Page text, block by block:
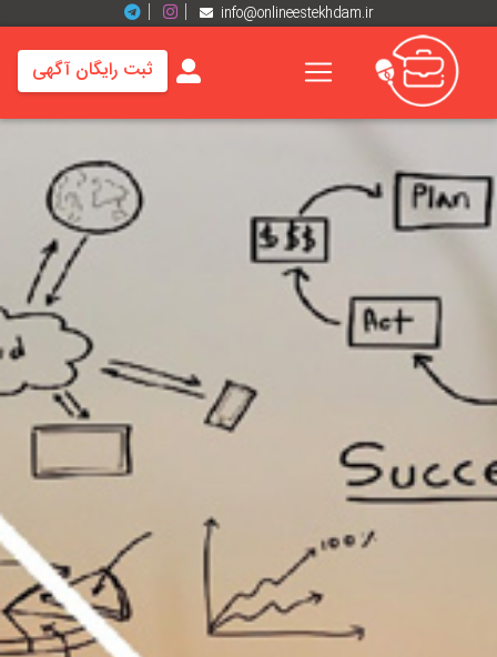
info@onlineestekhdam.ir
خانه
های
شغلی
رزومه
ها
مشاغل
ثبت رایگان آگهی